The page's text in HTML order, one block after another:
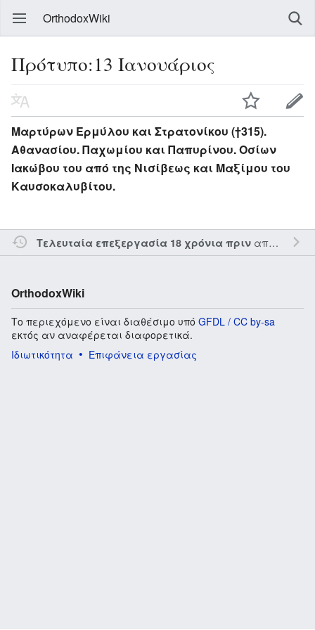
OrthodoxWiki
Πρότυπο:13 Ιανουάριος
Μαρτύρων Ερμύλου και Στρατονίκου (†315).
Αθανασίου. Παχωμίου και Παπυρίνου. Οσίων
Ιακώβου του από της Νισίβεως και Μαξίμου του
Καυσοκαλυβίτου.
Τελευταία επεξεργασία 18 χρόνια πριναπό τον την
OrthodoxWiki
Το περιεχόμενο είναι διαθέσιμο υπό GFDL / CC by-sa
εκτός αν αναφέρεται διαφορετικά.
Ιδιωτικότητα
Επιφάνεια εργασίας